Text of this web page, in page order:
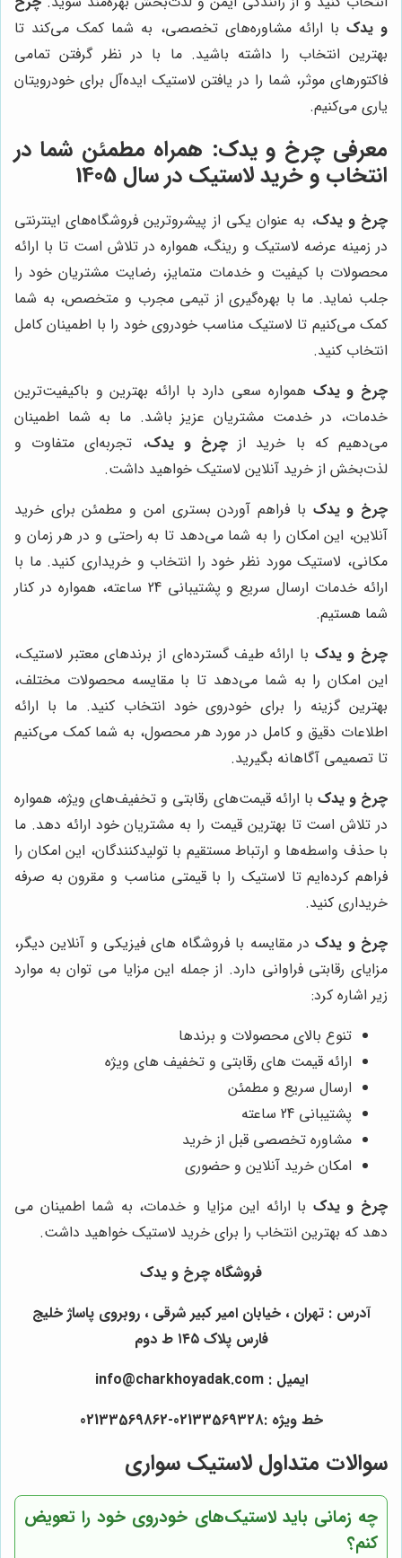
و یدک با ارائه مشاوره‌های تخصصی، به شما کمک می‌کند تا
بهترین انتخاب را داشته باشید. ما با در نظر گرفتن تمامی
فاکتورهای موثر، شما را در یافتن لاستیک ایده‌آل برای خودرویتان
یاری می‌کنیم.
معرفیچرخ و یدک: همراه مطمئن شما در
انتخاب و خرید لاستیک در سال 1405
چرخ و یدک، به عنوان یکی از پیشروترین فروشگاه‌های اینترنتی
در زمینه عرضه لاستیک و رینگ، همواره در تلاش است تا با ارائه
محصولات با کیفیت و خدمات متمایز، رضایت مشتریان خود را
جلب نماید. ما با بهره‌گیری از تیمی مجرب و متخصص، به شما
کمک می‌کنیم تا لاستیک مناسب خودروی خود را با اطمینان کامل
انتخاب کنید.
چرخ و یدک همواره سعی دارد با ارائه بهترین و باکیفیت‌ترین
خدمات، در خدمت مشتریان عزیز باشد. ما به شما اطمینان
می‌دهیم که با خرید از چرخ و یدک، تجربه‌ای متفاوت و
لذت‌بخش از خرید آنلاین لاستیک خواهید داشت.
چرخ و یدک با فراهم آوردن بستری امن و مطمئن برای خرید
آنلاین، این امکان را به شما می‌دهد تا به راحتی و در هر زمان و
مکانی، لاستیک مورد نظر خود را انتخاب و خریداری کنید. ما با
ارائه خدمات ارسال سریع و پشتیبانی 24 ساعته، همواره در کنار
شما هستیم.
چرخ و یدک با ارائه طیف گسترده‌ای از برندهای معتبر لاستیک،
این امکان را به شما می‌دهد تا با مقایسه محصولات مختلف،
بهترین گزینه را برای خودروی خود انتخاب کنید. ما با ارائه
اطلاعات دقیق و کامل در مورد هر محصول، به شما کمک می‌کنیم
تا تصمیمی آگاهانه بگیرید.
چرخ و یدک با ارائه قیمت‌های رقابتی و تخفیف‌های ویژه، همواره
در تلاش است تا بهترین قیمت را به مشتریان خود ارائه دهد. ما
با حذف واسطه‌ها و ارتباط مستقیم با تولیدکنندگان، این امکان را
فراهم کرده‌ایم تا لاستیک را با قیمتی مناسب و مقرون به صرفه
خریداری کنید.
چرخ و یدکدر مقایسه با فروشگاه های فیزیکی و آنلاین دیگر،
مزایای رقابتی فراوانی دارد. از جمله این مزایا می توان به موارد
زیر اشاره کرد:
تنوع بالای محصولات و برندها
ارائه قیمت های رقابتی و تخفیف های ویژه
ارسال سریع و مطمئن
پشتیبانی 24 ساعته
مشاوره تخصصی قبل از خرید
امکان خرید آنلاین و حضوری
چرخ و یدک با ارائه این مزایا و خدمات، به شما اطمینان می
دهد که بهترین انتخاب را برای خرید لاستیک خواهید داشت.
فروشگاه چرخ و یدک
آدرس : تهران ، خیابان امیر کبیر شرقی ، روبروی پاساژ خلیج
فارس پلاک ۱۴۵ ط دوم
ایمیل : info@charkhoyadak.com
خط ویژه :02133569328-02133569862
سوالات متداول لاستیک سواری
چه زمانی باید لاستیک‌های خودروی خود را تعویض
کنم؟